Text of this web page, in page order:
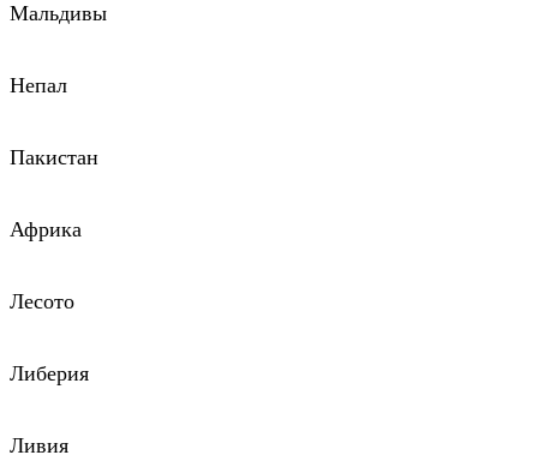
Мальдивы
Непал
Пакистан
Африка
Лесото
Либерия
Ливия